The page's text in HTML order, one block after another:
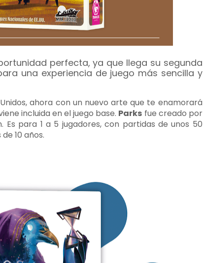
perfecta, ya que llega su segunda
una experiencia de juego más sencilla y
ahora con un nuevo arte que te enamorará
incluida en el juego base. Parks fue creado por
Es para 1 a 5 jugadores, con partidas de unos 50
10 años.